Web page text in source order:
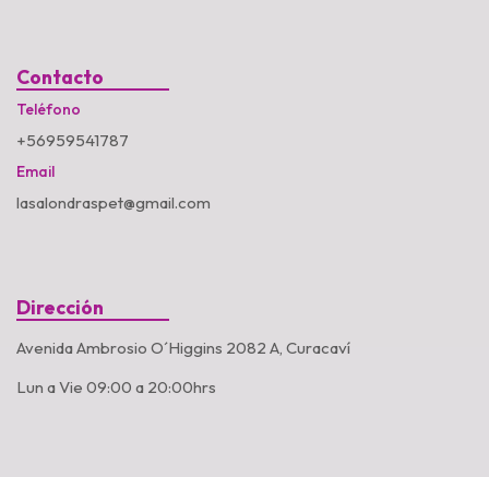
Contacto
Teléfono
+56959541787
Email
lasalondraspet@gmail.com
Dirección
Avenida Ambrosio O´Higgins 2082 A, Curacaví
Lun a Vie 09:00 a 20:00hrs